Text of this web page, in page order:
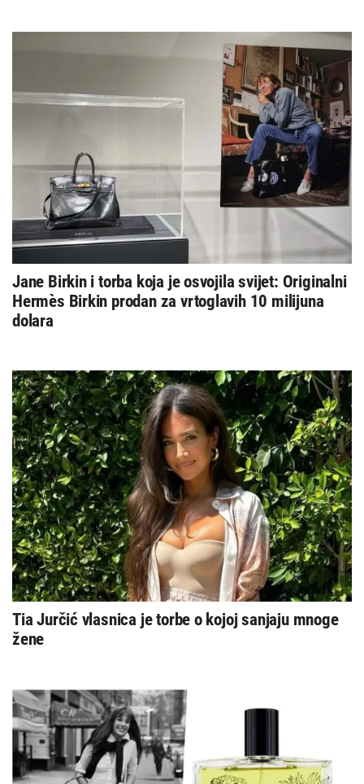
Jane Birkin i torba koja je osvojila svijet: Originalni
Hermès Birkin prodan za vrtoglavih 10 milijuna
dolara
Tia Jurčić vlasnica je torbe o kojoj sanjaju mnoge
žene